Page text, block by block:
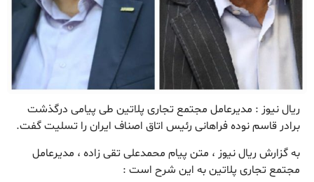
ریال نیوز : مدیرعامل مجتمع تجاری پلاتین طی پیامی درگذشت
برادر قاسم نوده فراهانی رئیس اتاق اصناف ایران را تسلیت گفت.
به گزارش ریال نیوز ، متن پیام محمدعلی تقی زاده ، مدیرعامل
مجتمع تجاری پلاتین به این شرح است :